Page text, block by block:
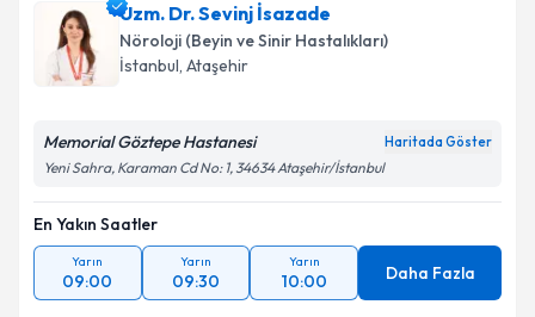
Uzm. Dr. Sevinj İsazade
Nöroloji (Beyin ve Sinir Hastalıkları)
İstanbul, Ataşehir
Memorial Göztepe Hastanesi Haritada Göster
Yeni Sahra, Karaman Cd No: 1, 34634 Ataşehir/İstanbul
En Yakın Saatler
Yarın
09:00
Yarın
09:30
Yarın
10:00 Daha Fazla